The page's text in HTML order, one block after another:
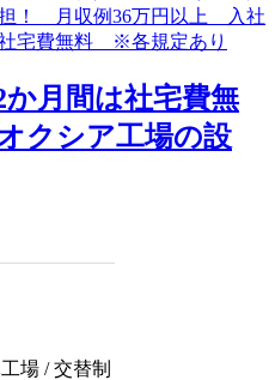
か月間は社宅費無
クシア工場の設
場 / 交替制